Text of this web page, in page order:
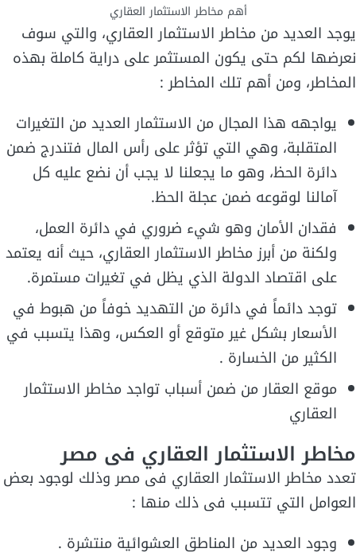
أهم مخاطر الاستثمار العقاري
يوجد العديد من مخاطر الاستثمار العقاري، والتي سوف
نعرضها لكم حتى يكون المستثمر على دراية كاملة بهذه
المخاطر، ومن أهم تلك المخاطر :
يواجهه هذا المجال من الاستثمار العديد من التغيرات
المتقلبة، وهي التي تؤثر على رأس المال فتندرج ضمن
دائرة الحظ، وهو ما يجعلنا لا يجب أن نضع عليه كل
آمالنا لوقوعه ضمن عجلة الحظ.
فقدان الأمان وهو شيء ضروري في دائرة العمل،
ولكنة من أبرز مخاطر الاستثمار العقاري، حيث أنه يعتمد
على اقتصاد الدولة الذي يظل في تغيرات مستمرة.
توجد دائماً في دائرة من التهديد خوفاً من هبوط في
الأسعار بشكل غير متوقع أو العكس، وهذا يتسبب في
الكثير من الخسارة .
موقع العقار من ضمن أسباب تواجد مخاطر الاستثمار
العقاري
مخاطر الاستثمار العقاري فى مصر
تعدد مخاطر الاستثمار العقاري فى مصر وذلك لوجود بعض
العوامل التي تتسبب فى ذلك منها :
وجود العديد من المناطق العشوائية منتشرة .